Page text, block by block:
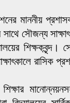
মাননীয়
সাথে সৌজন্য
শিক্ষকবৃন্দ।
রাসিক
শিক্ষার